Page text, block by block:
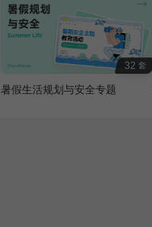
32 套
暑假生活规划与安全专题